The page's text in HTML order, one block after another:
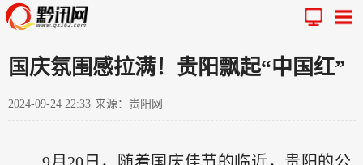
国庆氛围感拉满！贵阳飘起“中国红”
2024-09-24 22:33 来源：贵阳网